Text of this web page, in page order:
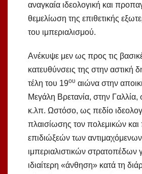
αναγκαία ιδεολογική και
θεμελίωση της επιθετικής
του ιμπεριαλισμού.
Ανέκυψε μεν ως προς τις
κατευθύνσεις της στην αστική
τέλη του 19ου αιώνα στην
Μεγάλη Βρετανία, στην Γαλλία,
κ.λπ. Ωστόσο, ως πεδίο
πλαισίωσης τον πολεμικών και
επιδιώξεών των αντιμαχόμενων
ιμπεριαλιστικών στρατοπέδων
ιδιαίτερη «άνθηση» κατά τη